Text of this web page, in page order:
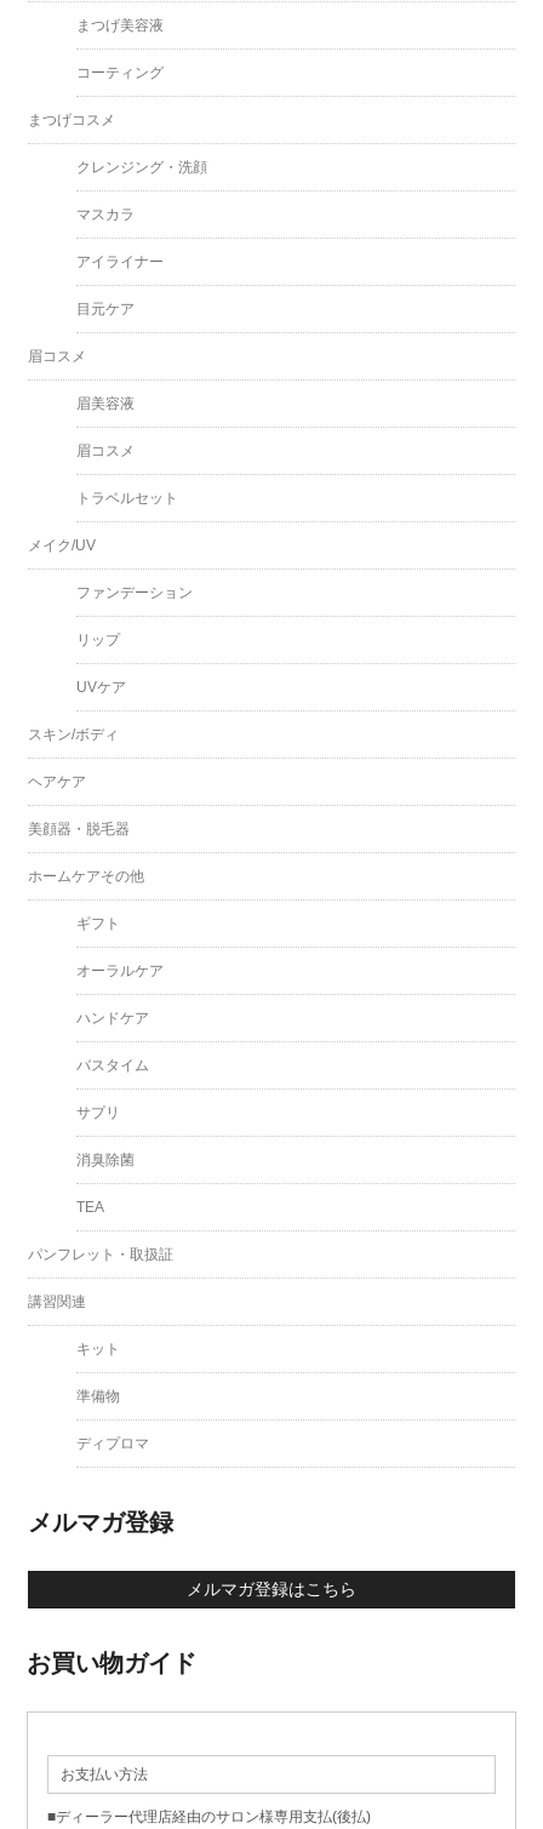
まつげ美容液
コーティング
まつげコスメ
クレンジング・洗顔
マスカラ
アイライナー
目元ケア
眉コスメ
眉美容液
眉コスメ
トラベルセット
メイク/UV
ファンデーション
リップ
UVケア
スキン/ボディ
ヘアケア
美顔器・脱毛器
ホームケアその他
ギフト
オーラルケア
ハンドケア
バスタイム
サプリ
消臭除菌
TEA
パンフレット・取扱証
講習関連
キット
準備物
ディプロマ
メルマガ登録
メルマガ登録はこちら
お買い物ガイド
お支払い方法
■ディーラー代理店経由のサロン様専用支払(後払)